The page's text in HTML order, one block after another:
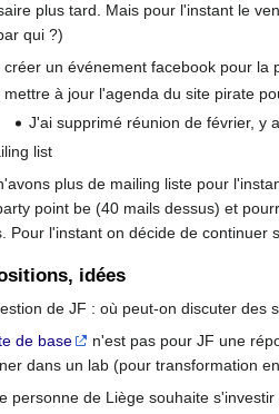
plus tard. Mais pour l'instant le
qui ?)
créer un événement facebook pour la
mettre à jour l'agenda du site pirate
J'ai supprimé réunion de février, y
list
plus de mailing liste pour
point be (40 mails dessus) et
Pour l'instant on décide de continuer
idées
de JF : où peut-on discuter des
de base
n'est pas pour JF une
dans un lab (pour transformation
personne de Liège souhaite